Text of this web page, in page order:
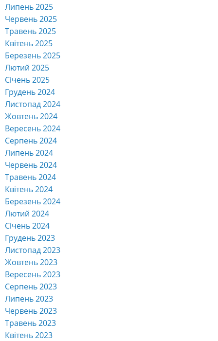
Липень 2025
Червень 2025
Травень 2025
Квітень 2025
Березень 2025
Лютий 2025
Січень 2025
Грудень 2024
Листопад 2024
Жовтень 2024
Вересень 2024
Серпень 2024
Липень 2024
Червень 2024
Травень 2024
Квітень 2024
Березень 2024
Лютий 2024
Січень 2024
Грудень 2023
Листопад 2023
Жовтень 2023
Вересень 2023
Серпень 2023
Липень 2023
Червень 2023
Травень 2023
Квітень 2023